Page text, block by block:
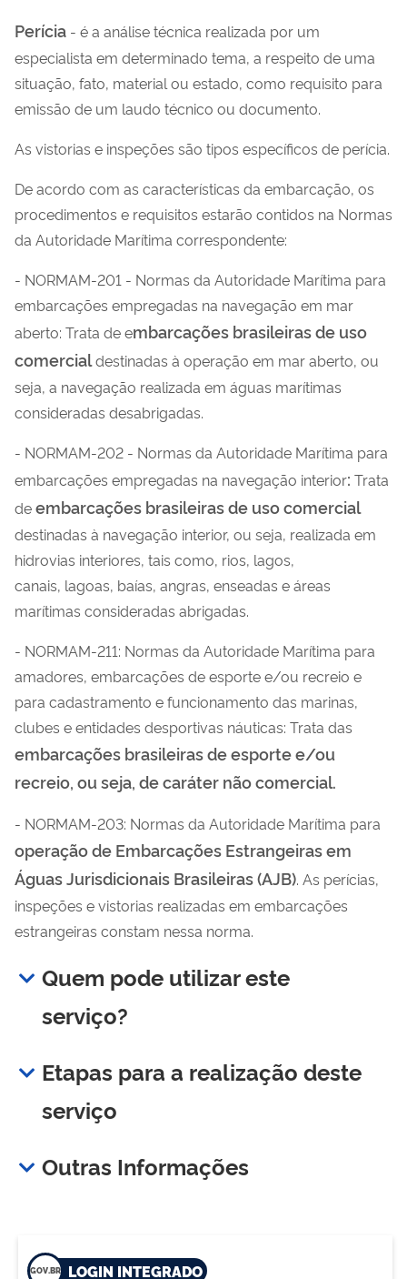
Perícia - é a análise técnica realizada por um
especialista em determinado tema, a respeito de uma
situação, fato, material ou estado, como requisito para
emissão de um laudo técnico ou documento.
As vistorias e inspeções são tipos específicos de perícia.
De acordo com as características da embarcação, os
procedimentos e requisitos estarão contidos na Normas
da Autoridade Marítima correspondente:
- NORMAM-201 - Normas da Autoridade Marítima para
embarcações empregadas na navegação em mar
aberto: Trata de embarcações brasileiras de uso
comercialdestinadas à operação em mar aberto, ou
seja, a navegação realizada em águas marítimas
consideradas desabrigadas.
- NORMAM-202 - Normas da Autoridade Marítima para
embarcações empregadas na navegação interior: Trata
deembarcações brasileiras de uso comercial
destinadas à navegação interior, ou seja, realizada em
hidrovias interiores, tais como, rios, lagos,
canais, lagoas, baías, angras, enseadas e áreas
marítimas consideradas abrigadas.
- NORMAM-211: Normas da Autoridade Marítima para
amadores, embarcações de esporte e/ou recreio e
para cadastramento e funcionamento das marinas,
clubes e entidades desportivas náuticas: Trata das
embarcações brasileiras de esporte e/ou
recreio, ou seja, de caráter não comercial.
- NORMAM-203: Normas da Autoridade Marítima para
operação de Embarcações Estrangeiras em
Águas Jurisdicionais Brasileiras (AJB). As perícias,
inspeções e vistorias realizadas em embarcações
estrangeiras constam nessa norma.
Quem pode utilizar este
serviço?
Etapas para a realização deste
serviço
Outras Informações
LOGIN INTEGRADO